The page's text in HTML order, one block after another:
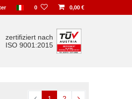
0 0,00 €
zertifiziert nach
ISO 9001:2015